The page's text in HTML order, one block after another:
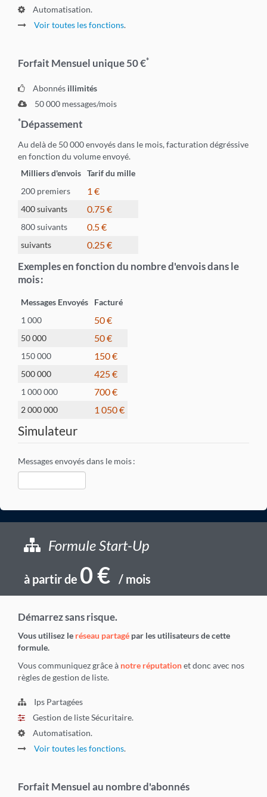
Automatisation.
Voir toutes les fonctions.
Forfait Mensuel unique50 €*
Abonnés illimités
50 000 messages/mois
*Dépassement
Au delà de 50 000envoyés dans le mois, facturation dégréssive
en fonction du volume envoyé.
Milliers d'envois Tarif du mille
200 premiers
1 €
400 suivants 0.75 €
800 suivants 0.5 €
suivants 0.25 €
Exemples en fonction du nombre d'envois dans le
mois:
Messages Envoyés
Facturé
1 000
50 €
50 000 50 €
150 000 150 €
500 000 425 €
1 000 000 700 €
2 000 000 1 050 €
Simulateur
Messages envoyés dans le mois:
FormuleStart-Up
à partir de 0 € / mois
Démarrez sans risque.
Vous utilisez le réseau partagé par les utilisateurs de cette
formule.
Vous communiquez grâce à notre réputationet donc avec nos
règles de gestion de liste.
Ips Partagées
Gestion de liste Sécuritaire.
Automatisation.
Voir toutes les fonctions.
Forfait Mensuel au nombre d'abonnés